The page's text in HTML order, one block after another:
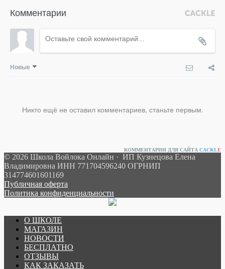
Комментарии
Новые
Никто ещё не оставил комментариев, станьте первым.
КОММЕНТАРИИ ДЛЯ САЙТА CACKLE
© 2026 Школа Войлока Онлайн · ИП Кузнецова Елена
Владимировна ИНН 771704596240 ОГРНИП
314774601601169
Публичная оферта
Политика конфиденциальности
О ШКОЛЕ
МАГАЗИН
НОВОСТИ
БЕСПЛАТНО
ОТЗЫВЫ
КАК ЗАКАЗАТЬ